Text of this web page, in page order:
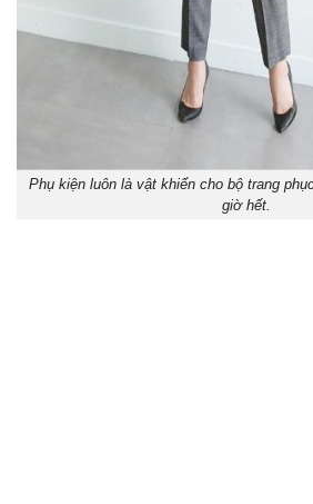
Phụ kiện luôn là vật khiến cho bộ trang
giờ hết.